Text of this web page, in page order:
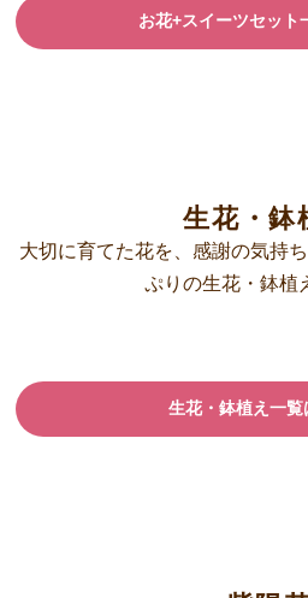
お花+スイーツセット
生花・鉢
大切に育てた花を、感謝の気持
ぷりの生花・鉢植
生花・鉢植え一覧